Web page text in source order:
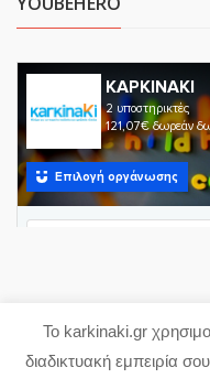
Το karkinaki.gr
διαδικτυακή εμπειρία